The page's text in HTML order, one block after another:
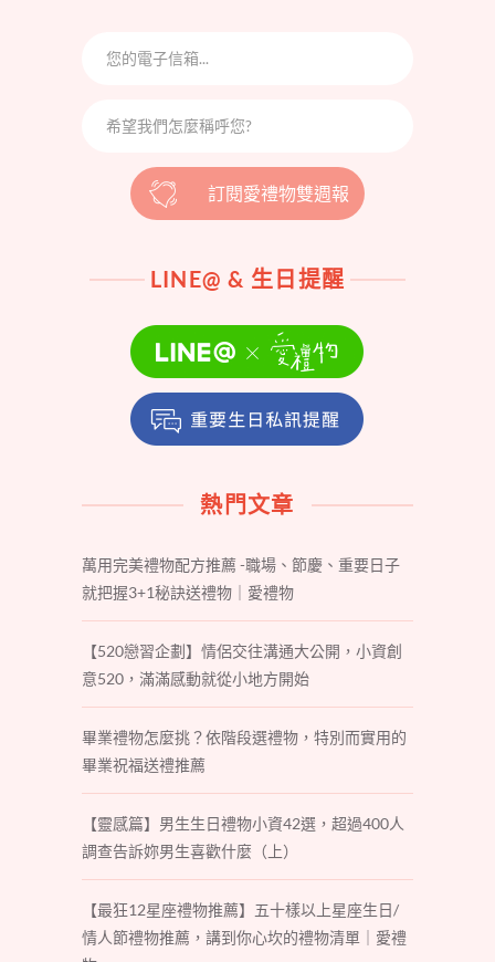
訂閱愛禮物雙週報
LINE@ & 生日提醒
熱門文章
萬用完美禮物配方推薦 -職場、節慶、重要日子
就把握3+1秘訣送禮物｜愛禮物
【520戀習企劃】情侶交往溝通大公開，小資創
意520，滿滿感動就從小地方開始
畢業禮物怎麼挑？依階段選禮物，特別而實用的
畢業祝福送禮推薦
【靈感篇】男生生日禮物小資42選，超過400人
調查告訴妳男生喜歡什麼（上）
【最狂12星座禮物推薦】五十樣以上星座生日/
情人節禮物推薦，講到你心坎的禮物清單｜愛禮